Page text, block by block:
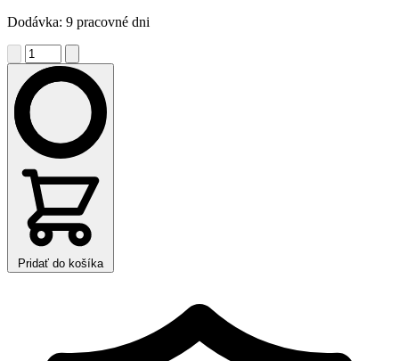
Dodávka: 9 pracovné dni
Pridať do košíka